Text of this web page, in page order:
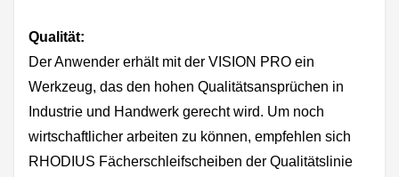
Qualität:
Der Anwender erhält mit der VISION PRO ein
Werkzeug, das den hohen Qualitätsansprüchen in
Industrie und Handwerk gerecht wird. Um noch
wirtschaftlicher arbeiten zu können, empfehlen sich
RHODIUS Fächerschleifscheiben der Qualitätslinie